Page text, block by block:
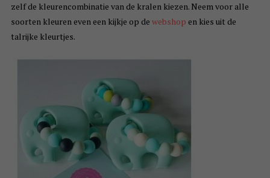
zelf de kleurencombinatie van de kralen kiezen. Neem voor alle
soorten kleuren even een kijkje op de webshop en kies uit de
talrijke kleurtjes.